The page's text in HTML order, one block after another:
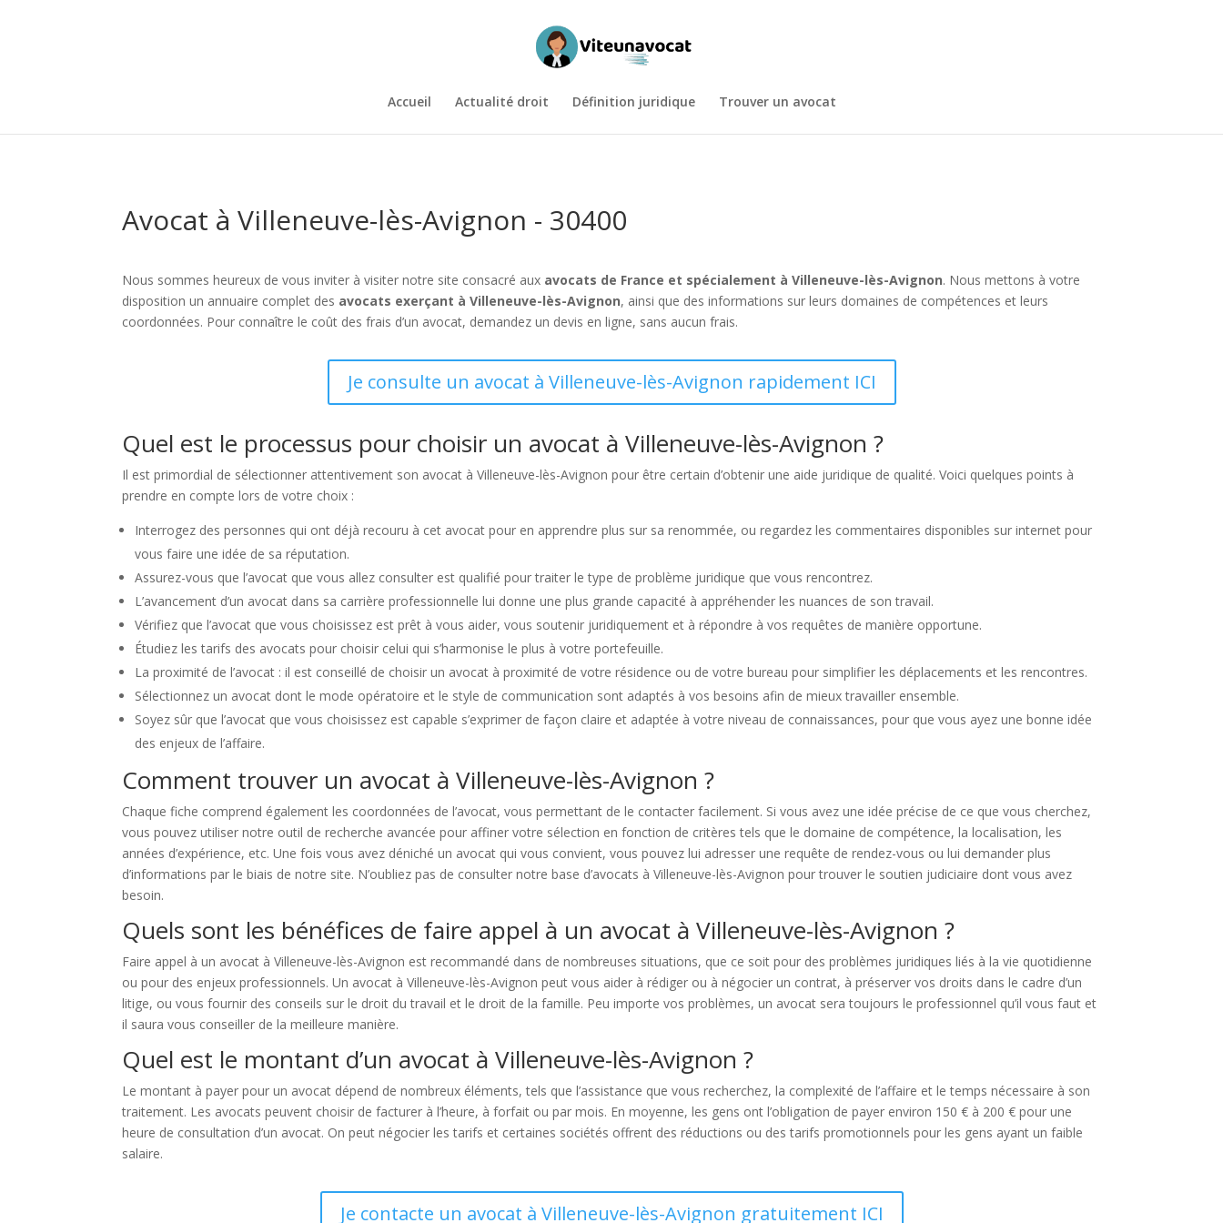
Accueil Actualité droit Définition juridique Trouver un avocat
Avocat à Villeneuve-lès-Avignon - 30400
Nous sommes heureux de vous inviter à visiter notre site consacré aux avocats de France et spécialement à Villeneuve-lès-Avignon. Nous mettons à votre
disposition un annuaire complet des avocats exerçant à Villeneuve-lès-Avignon, ainsi que des informations sur leurs domaines de compétences et leurs
coordonnées. Pour connaître le coût des frais d’un avocat, demandez un devis en ligne, sans aucun frais.
Je consulte un avocat à Villeneuve-lès-Avignon rapidement ICI
Quel est le processus pour choisir un avocat à Villeneuve-lès-Avignon ?
Il est primordial de sélectionner attentivement son avocat à Villeneuve-lès-Avignon pour être certain d’obtenir une aide juridique de qualité. Voici quelques points à
prendre en compte lors de votre choix :
Interrogez des personnes qui ont déjà recouru à cet avocat pour en apprendre plus sur sa renommée, ou regardez les commentaires disponibles sur internet pour
vous faire une idée de sa réputation.
Assurez-vous que l’avocat que vous allez consulter est qualifié pour traiter le type de problème juridique que vous rencontrez.
L’avancement d’un avocat dans sa carrière professionnelle lui donne une plus grande capacité à appréhender les nuances de son travail.
Vérifiez que l’avocat que vous choisissez est prêt à vous aider, vous soutenir juridiquement et à répondre à vos requêtes de manière opportune.
Étudiez les tarifs des avocats pour choisir celui qui s’harmonise le plus à votre portefeuille.
La proximité de l’avocat : il est conseillé de choisir un avocat à proximité de votre résidence ou de votre bureau pour simplifier les déplacements et les rencontres.
Sélectionnez un avocat dont le mode opératoire et le style de communication sont adaptés à vos besoins afin de mieux travailler ensemble.
Soyez sûr que l’avocat que vous choisissez est capable s’exprimer de façon claire et adaptée à votre niveau de connaissances, pour que vous ayez une bonne idée
des enjeux de l’affaire.
Comment trouver un avocat à Villeneuve-lès-Avignon ?
Chaque fiche comprend également les coordonnées de l’avocat, vous permettant de le contacter facilement. Si vous avez une idée précise de ce que vous cherchez,
vous pouvez utiliser notre outil de recherche avancée pour affiner votre sélection en fonction de critères tels que le domaine de compétence, la localisation, les
années d’expérience, etc. Une fois vous avez déniché un avocat qui vous convient, vous pouvez lui adresser une requête de rendez-vous ou lui demander plus
d’informations par le biais de notre site. N’oubliez pas de consulter notre base d’avocats à Villeneuve-lès-Avignon pour trouver le soutien judiciaire dont vous avez
besoin.
Quels sont les bénéfices de faire appel à un avocat à Villeneuve-lès-Avignon ?
Faire appel à un avocat à Villeneuve-lès-Avignon est recommandé dans de nombreuses situations, que ce soit pour des problèmes juridiques liés à la vie quotidienne
ou pour des enjeux professionnels. Un avocat à Villeneuve-lès-Avignon peut vous aider à rédiger ou à négocier un contrat, à préserver vos droits dans le cadre d’un
litige, ou vous fournir des conseils sur le droit du travail et le droit de la famille. Peu importe vos problèmes, un avocat sera toujours le professionnel qu’il vous faut et
il saura vous conseiller de la meilleure manière.
Quel est le montant d’un avocat à Villeneuve-lès-Avignon ?
Le montant à payer pour un avocat dépend de nombreux éléments, tels que l’assistance que vous recherchez, la complexité de l’affaire et le temps nécessaire à son
traitement. Les avocats peuvent choisir de facturer à l’heure, à forfait ou par mois. En moyenne, les gens ont l’obligation de payer environ 150 € à 200 € pour une
heure de consultation d’un avocat. On peut négocier les tarifs et certaines sociétés offrent des réductions ou des tarifs promotionnels pour les gens ayant un faible
salaire.
Je contacte un avocat à Villeneuve-lès-Avignon gratuitement ICI